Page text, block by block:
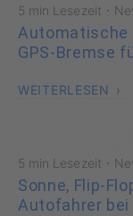
5 min Lesezeit ·
Automatische
GPS-Bremse
WEITERLESEN
5 min Lesezeit ·
Sonne, Flip-
Autofahrer